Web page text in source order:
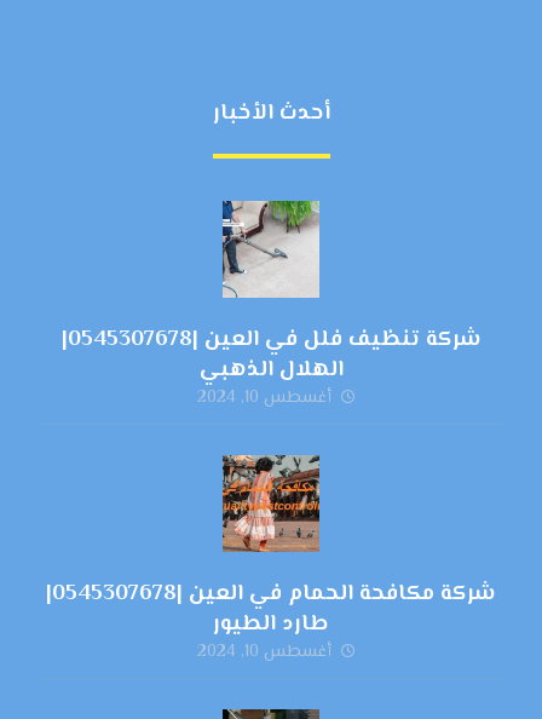
أحدث الأخبار
شركة تنظيف فلل في العين |0545307678|
الهلال الذهبي
أغسطس 10, 2024
شركة مكافحة الحمام في العين |0545307678|
طارد الطيور
أغسطس 10, 2024